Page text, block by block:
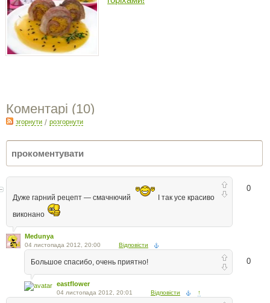
Коментарі (10)
згорнути / розгорнути
0
Дуже гарний рецепт — смачнючий
І так усе красиво
виконано
Medunya
04 листопада 2012, 20:00 Відповісти
0
Большое спасибо, очень приятно!
eastflower
04 листопада 2012, 20:01 Відповісти ↑